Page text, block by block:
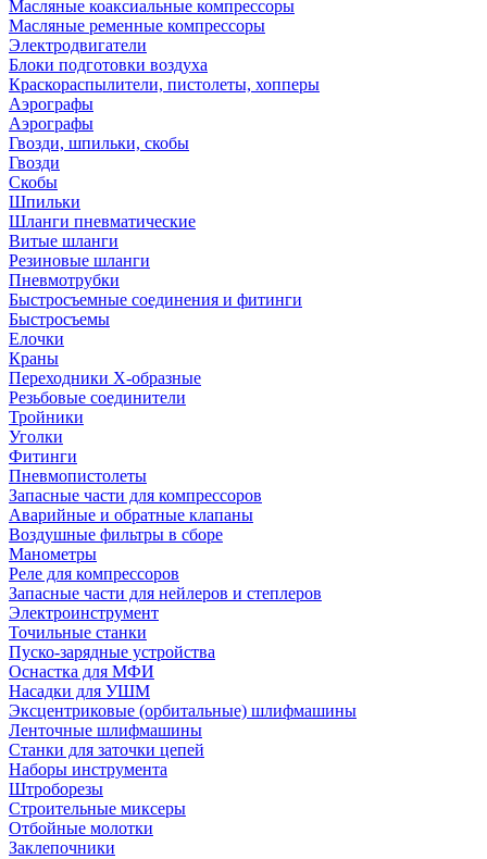
Масляные коаксиальные компрессоры
Масляные ременные компрессоры
Электродвигатели
Блоки подготовки воздуха
Краскораспылители, пистолеты, хопперы
Аэрографы
Аэрографы
Гвозди, шпильки, скобы
Гвозди
Скобы
Шпильки
Шланги пневматические
Витые шланги
Резиновые шланги
Пневмотрубки
Быстросъемные соединения и фитинги
Быстросъемы
Елочки
Краны
Переходники Х-образные
Резьбовые соединители
Тройники
Уголки
Фитинги
Пневмопистолеты
Запасные части для компрессоров
Аварийные и обратные клапаны
Воздушные фильтры в сборе
Манометры
Реле для компрессоров
Запасные части для нейлеров и степлеров
Электроинструмент
Точильные станки
Пуско-зарядные устройства
Оснастка для МФИ
Насадки для УШМ
Эксцентриковые (орбитальные) шлифмашины
Ленточные шлифмашины
Станки для заточки цепей
Наборы инструмента
Штроборезы
Строительные миксеры
Отбойные молотки
Заклепочники